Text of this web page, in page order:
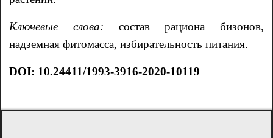
Ключевые слова: состав рациона бизонов,
надземная фитомасса, избирательность питания.
DOI: 10.24411/1993-3916-2020-10119